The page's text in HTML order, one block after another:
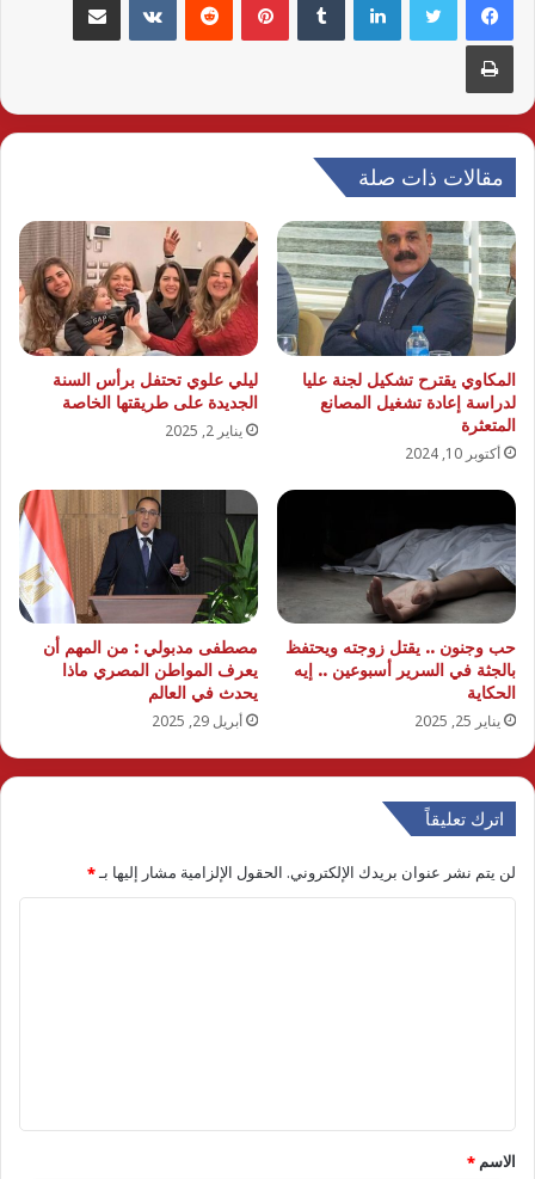
طباعة
مقالات ذات صلة
المكاوي يقترح تشكيل لجنة عليا
لدراسة إعادة تشغيل المصانع
المتعثرة
أكتوبر 10, 2024
ليلي علوي تحتفل برأس السنة
الجديدة على طريقتها الخاصة
يناير 2, 2025
حب وجنون .. يقتل زوجته ويحتفظ
بالجثة في السرير أسبوعين .. إيه
الحكاية
يناير 25, 2025
مصطفى مدبولي : من المهم أن
يعرف المواطن المصري ماذا
يحدث في العالم
أبريل 29, 2025
اترك تعليقاً
لن يتم نشر عنوان بريدك الإلكتروني. الحقول الإلزامية مشار إليها بـ*
ق
*
الاسم *